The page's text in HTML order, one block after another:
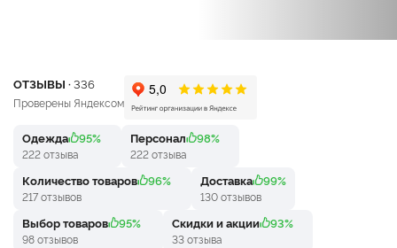
ОТЗЫВЫ ·336
Проверены Яндексом
Одежда 95%
222 отзыва
Персонал 98%
222 отзыва
Количество товаров 96%
217 отзывов
Доставка 99%
130 отзывов
Выбор товаров 95%
98 отзывов
Скидки и акции 93%
33 отзыва